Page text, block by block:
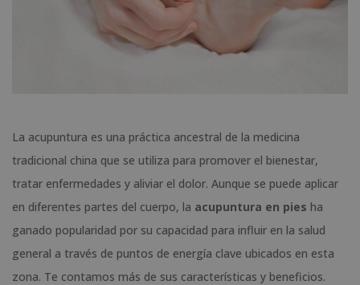
La acupuntura es una práctica ancestral de la medicina
tradicional china que se utiliza para promover el bienestar,
tratar enfermedades y aliviar el dolor. Aunque se puede aplicar
en diferentes partes del cuerpo, la acupuntura en pies ha
ganado popularidad por su capacidad para influir en la salud
general a través de puntos de energía clave ubicados en esta
zona. Te contamos más de sus características y beneficios.